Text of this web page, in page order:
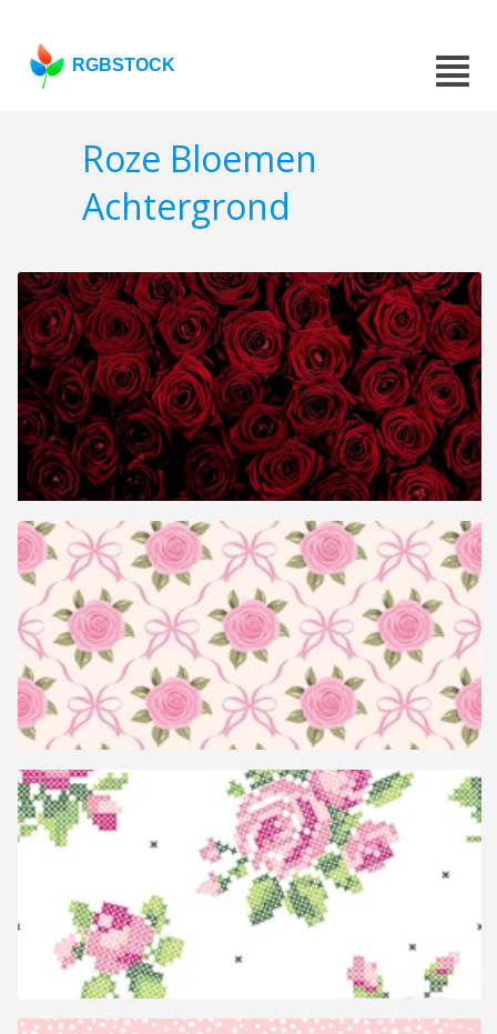
RGBSTOCK
Roze Bloemen
Achtergrond